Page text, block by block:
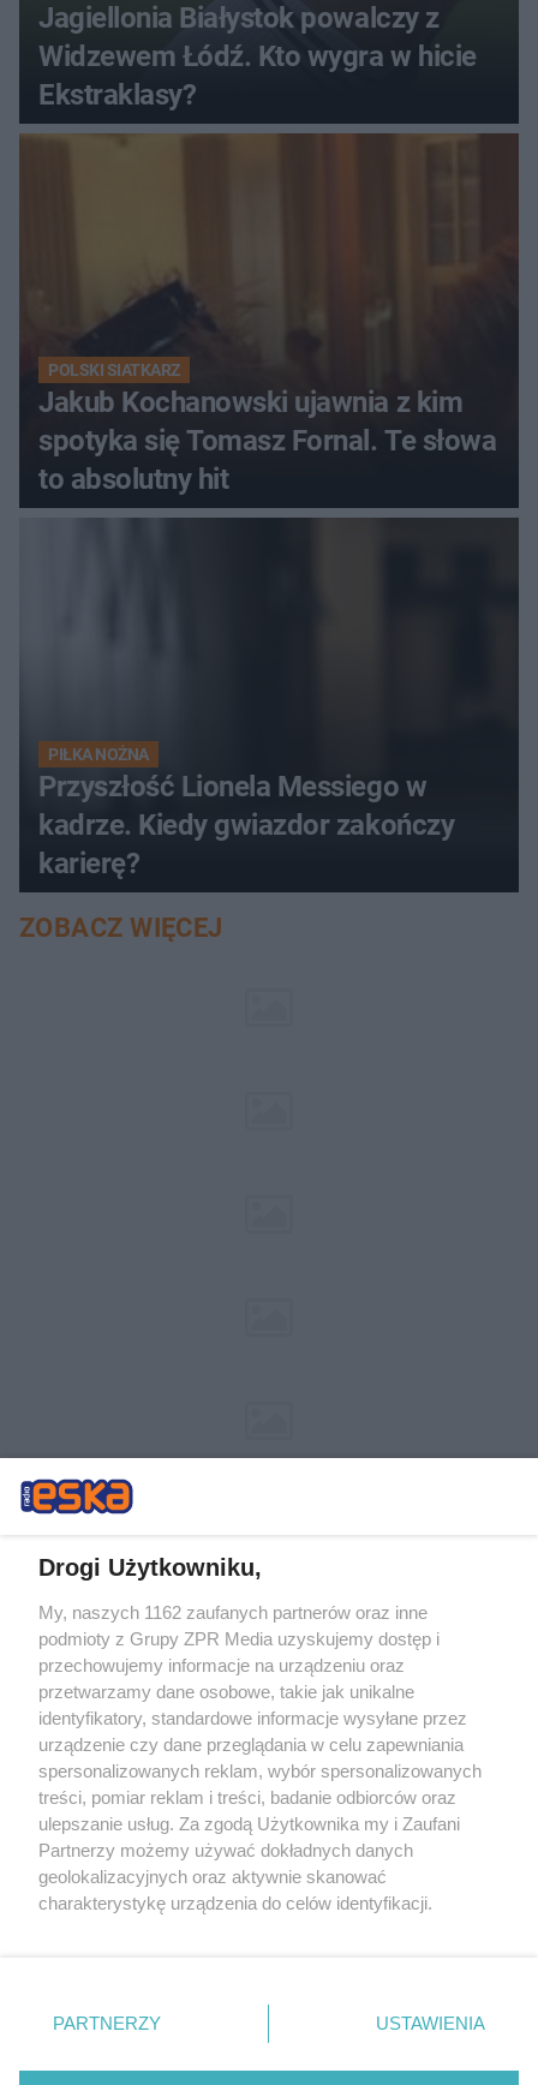
Jagiellonia Białystok powalczy z
Widzewem Łódź. Kto wygra w hicie
Ekstraklasy?
POLSKI SIATKARZ
Jakub Kochanowski ujawnia z kim
spotyka się Tomasz Fornal. Te słowa
to absolutny hit
PIŁKA NOŻNA
Przyszłość Lionela Messiego w
kadrze. Kiedy gwiazdor zakończy
karierę?
ZOBACZ WIĘCEJ
Żaden utwór zamieszczony w serwisie nie może być powielany i
rozpowszechniany lub dalej rozpowszechniany w jakikolwiek sposób (w
tym także elektroniczny lub mechaniczny) na jakimkolwiek polu
eksploatacji w jakiejkolwiek formie, włącznie z umieszczaniem w
Internecie bez pisemnej zgody właściciela praw. Jakiekolwiek użycie lub
wykorzystanie utworów w całości lub w części z naruszeniem prawa,
tzn. bez właściwej zgody, jest zabronione pod groźbą kary i może być
ścigane prawnie.
© 2026 Grupa ZPR Media
Drogi Użytkowniku,
My, naszych 1162 zaufanych partnerów oraz inne
podmioty z Grupy ZPR Media uzyskujemy dostęp i
przechowujemy informacje na urządzeniu oraz
przetwarzamy dane osobowe, takie jak unikalne
identyfikatory, standardowe informacje wysyłane przez
urządzenie czy dane przeglądania w celu zapewniania
spersonalizowanych reklam, wybór spersonalizowanych
treści, pomiar reklam i treści, badanie odbiorców oraz
ulepszanie usług. Za zgodą Użytkownika my i Zaufani
Partnerzy możemy używać dokładnych danych
geolokalizacyjnych oraz aktywnie skanować
charakterystykę urządzenia do celów identyfikacji.
zmienić/wycofać klikając przycisk ustawień prywatności
znajdujący się w lewym dolnym rogu strony
rodzaje przetwarzania danych nie wymagają zgody
PARTNERZY USTAWIENIA